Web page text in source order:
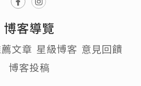
博客導覽
文章 星級博客 意見回饋
博客投稿